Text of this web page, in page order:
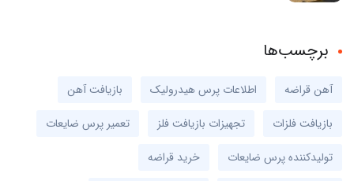
برچسب‌ها
آهن قراضه اطلاعات پرس هیدرولیک
بازیافت آهن
بازیافت فلزات
تجهیزات بازیافت فلز
تعمیر پرس ضایعات
تولیدکننده پرس ضایعات
خرید قراضه